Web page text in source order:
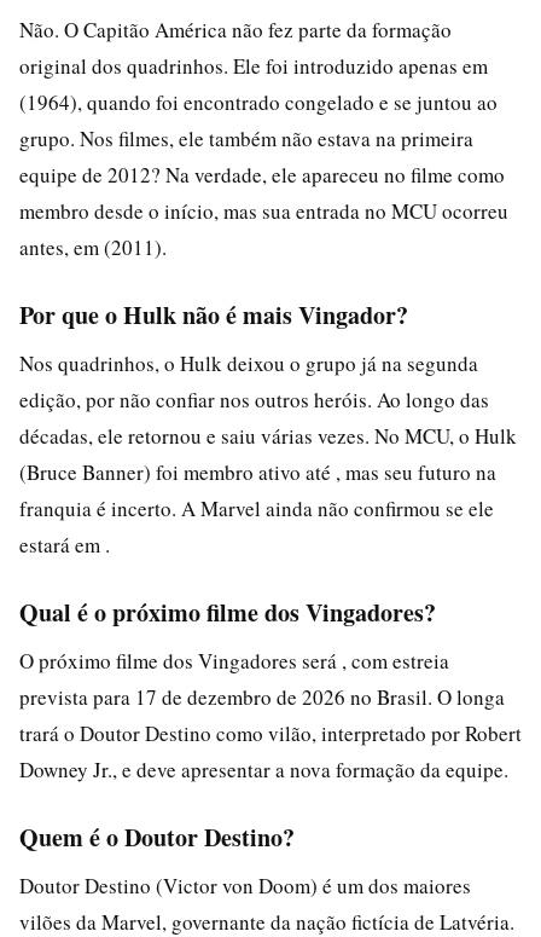
Não. O Capitão América não fez parte da formação
original dos quadrinhos. Ele foi introduzido apenas em
(1964), quando foi encontrado congelado e se juntou ao
grupo. Nos filmes, ele também não estava na primeira
equipe de 2012? Na verdade, ele apareceu no filme como
membro desde o início, mas sua entrada no MCU ocorreu
antes, em (2011).
Por que o Hulk não é mais Vingador?
Nos quadrinhos, o Hulk deixou o grupo já na segunda
edição, por não confiar nos outros heróis. Ao longo das
décadas, ele retornou e saiu várias vezes. No MCU, o Hulk
(Bruce Banner) foi membro ativo até , mas seu futuro na
franquia é incerto. A Marvel ainda não confirmou se ele
estará em .
Qual é o próximo filme dos Vingadores?
O próximo filme dos Vingadores será , com estreia
prevista para 17 de dezembro de 2026 no Brasil. O longa
trará o Doutor Destino como vilão, interpretado por Robert
Downey Jr., e deve apresentar a nova formação da equipe.
Quem é o Doutor Destino?
Doutor Destino (Victor von Doom) é um dos maiores
vilões da Marvel, governante da nação fictícia de Latvéria.